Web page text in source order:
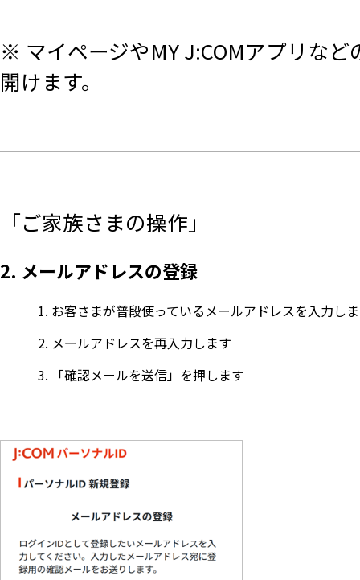
※ マイページやMY J:COMアプリな
開けます。
「ご家族さまの操作」
2. メールアドレスの登録
お客さまが普段使っているメールアドレスを入力し
メールアドレスを再入力します
「確認メールを送信」を押します